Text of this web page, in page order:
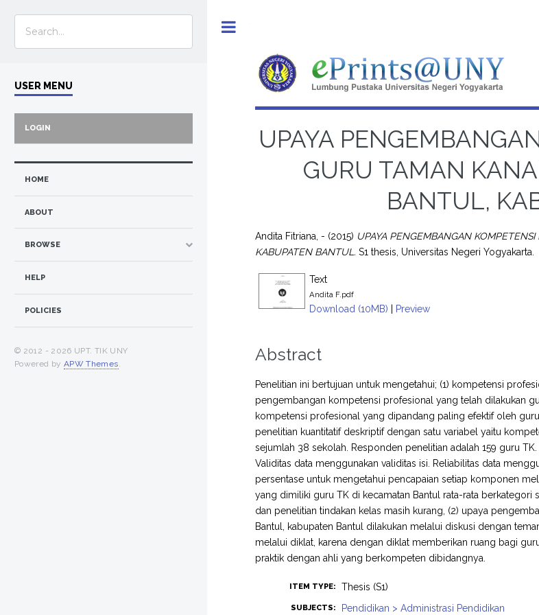
UPAYA
GURU TAMAN
BANTUL,
Andita Fitriana, - (2015) UPAYA PENGEMBANGAN
KABUPATEN BANTUL. S1 thesis, Universitas Negeri Yogyakarta.
Text
Andita F.pdf
Download (10MB) | Preview
Abstract
Penelitian ini bertujuan untuk mengetahui; (1) kompetensi
pengembangan kompetensi profesional yang telah dilakukan
kompetensi profesional yang dipandang paling efektif oleh
penelitian kuantitatif deskriptif dengan satu variabel yaitu
sejumlah 38 sekolah. Responden penelitian adalah 159 guru
Validitas data menggunakan validitas isi. Reliabilitas data
persentase untuk mengetahui pencapaian setiap komponen
yang dimiliki guru TK di kecamatan Bantul rata-rata
dan penelitian tindakan kelas masih kurang, (2) upaya
Bantul, kabupaten Bantul dilakukan melalui diskusi dengan
melalui diklat, karena dengan diklat memberikan ruang bagi
praktik dengan ahli yang berkompeten dibidangnya.
ITEM TYPE: Thesis (S1)
SUBJECTS: Pendidikan > Administrasi Pendidikan
USER MENU
LOGIN
HOME
ABOUT
BROWSE
HELP
POLICIES
© 2012 - 2026 UPT. TIK UNY
Powered by APW Themes